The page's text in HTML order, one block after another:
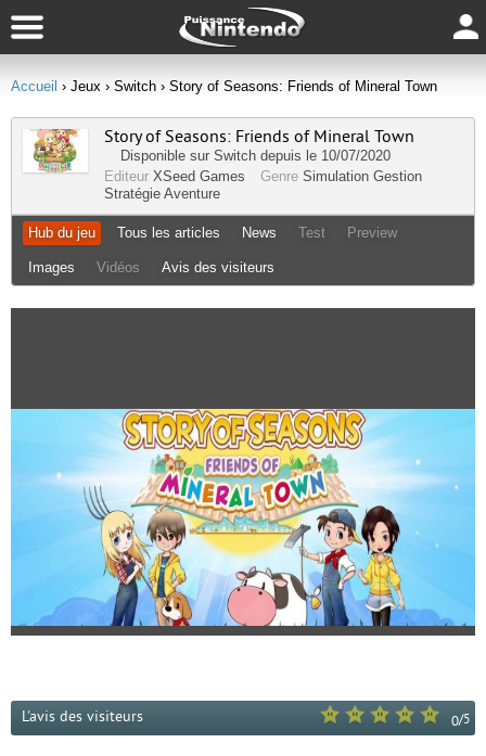
Accueil › Jeux › Switch › Story of Seasons: Friends of Mineral Town
Story of Seasons: Friends of Mineral Town
Disponible sur Switch depuis le 10/07/2020
Editeur XSeed Games Genre Simulation Gestion
Stratégie Aventure
Hub du jeu Tous les articles News Test Preview
Images Vidéos Avis des visiteurs
0/5
L'avis des visiteurs